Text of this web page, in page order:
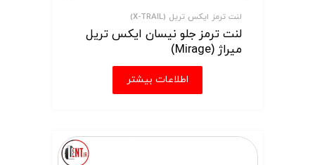
لنت ترمز ایکس تریل (X-TRAIL)
لنت ترمز جلو نیسان ایکس تریل
میراژ (Mirage)
اطلاعات بیشتر